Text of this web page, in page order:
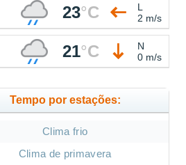
23°C
L
2 m/s
21°C
N
0 m/s
Tempo por estações:
Clima frio
Clima de primavera